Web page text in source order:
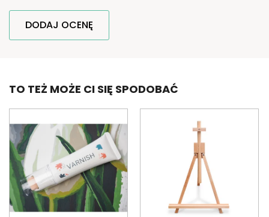
DODAJ OCENĘ
TO TEŻ MOŻE CI SIĘ SPODOBAĆ